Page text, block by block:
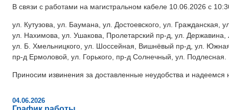
В связи с работами на магистральном кабеле 10.06.2026 с
ул. Кутузова, ул. Баумана, ул. Достоевского, ул.
ул. Нахимова, ул. Ушакова, Пролетарский пр-д, ул.
ул. Б. Хмельницкого, ул. Шоссейная, Вишнёвый пр-д, ул.
пр-д Ермоловой, ул. Горького, пр-д Солнечный, ул. Подлесная.
Приносим извинения за доставленные неудобства и
04.06.2026